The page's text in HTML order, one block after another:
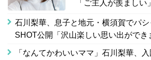
「ご主人が羨まし
石川梨華、息子と地元・横須賀でパ
SHOT公開「沢山楽しい思い出ができ
「なんてかわいいママ」石川梨華、